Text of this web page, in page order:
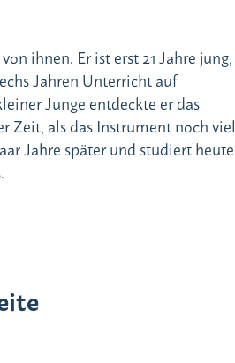
ihnen. Er ist erst 21 Jahre jung,
Jahren Unterricht auf
Junge entdeckte er das
Zeit, als das Instrument noch viel
Jahre später und studiert heute